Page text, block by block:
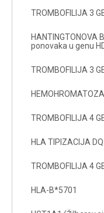
TROMBOFILIJA 3
HANTINGTONOVA
ponovaka u genu
TROMBOFILIJA 3
TROMBOFILIJA 4
HLA TIPIZACIJA
TROMBOFILIJA 4
HLA-B*5701